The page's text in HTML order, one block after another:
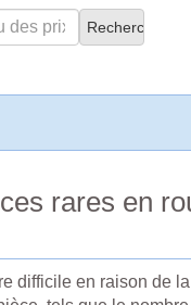
rares en
difficile en raison de